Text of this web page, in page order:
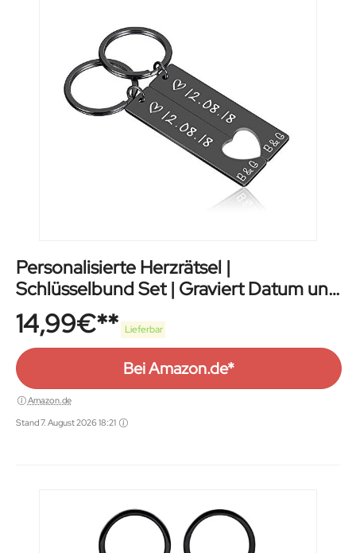
Personalisierte Herzrätsel |
Schlüsselbund Set | Graviert Datum und
Name
14,99€ Lieferbar
Bei Amazon.de*
Amazon.de
Stand 7. August 2026 18:21